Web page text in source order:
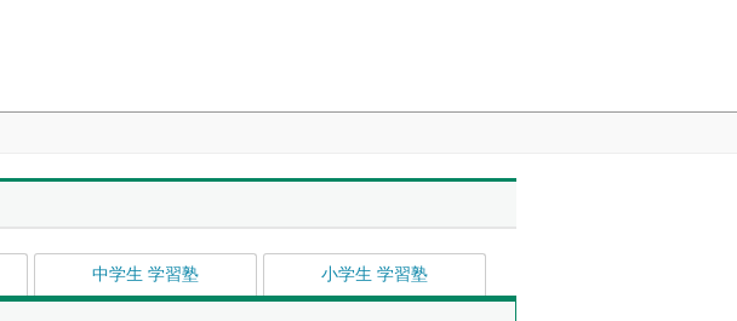
中学生 学習塾 小学生 学習塾